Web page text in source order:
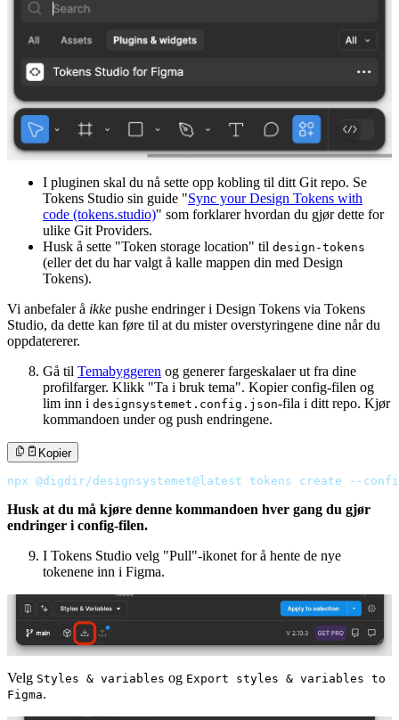
I pluginen skal du nå sette opp kobling til ditt Git repo. Se
Tokens Studio sin guide "Sync your Design Tokens with
code (tokens.studio)" som forklarer hvordan du gjør dette for
ulike Git Providers.
Husk å sette "Token storage location" til design-tokens
(eller det du har valgt å kalle mappen din med Design
Tokens).
Vi anbefaler å ikke pushe endringer i Design Tokens via Tokens
Studio, da dette kan føre til at du mister overstyringene dine når du
oppdatererer.
Gå til Temabyggeren og generer fargeskalaer ut fra dine
profilfarger. Klikk "Ta i bruk tema". Kopier config-filen og
lim inn i designsystemet.config.json-fila i ditt repo. Kjør
kommandoen under og push endringene.
Kopier
npx @digdir/designsystemet@latest tokens create --
Husk at du må kjøre denne kommandoen hver gang du gjør
endringer i config-filen.
I Tokens Studio velg "Pull"-ikonet for å hente de nye
tokenene inn i Figma.
Velg Styles & variables og Export styles & variables to
Figma.